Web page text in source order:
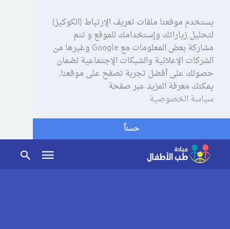
يستخدم موقعنا ملفات تعريف الإرتباط (الكوكيز)
لتحليل زياراتك وإستخدامك للموقع و تتم
مشاركة بعض المعلومات مع Google وغيرها من
الشركات الإعلانية والشبكات الإجتماعية لضمان
حصولك على أفضل تجربة تصفح على موقعنا,
يمكنك معرفة المزيد عبر صفحة
سياسة الخصوصية
حسناً